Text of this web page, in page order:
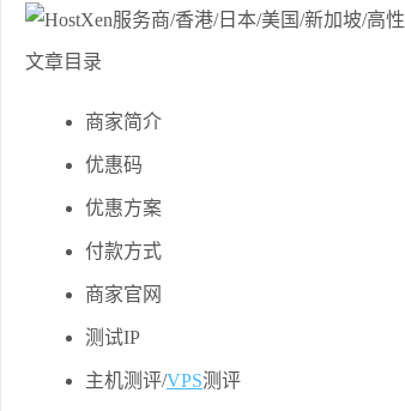
文章目录
商家简介
优惠码
优惠方案
付款方式
商家官网
测试IP
主机测评/VPS测评